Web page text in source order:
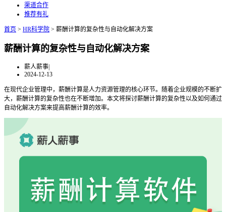
渠道合作
推荐有礼
首页 > HR科学院 > 薪酬计算的复杂性与自动化解决方案
薪酬计算的复杂性与自动化解决方案
薪人薪事|
2024-12-13
在现代企业管理中，薪酬计算是人力资源管理的核心环节。随着企业规模的不断扩
大，薪酬计算的复杂性也在不断增加。本文将探讨薪酬计算的复杂性以及如何通过
自动化解决方案来提高薪酬计算的效率。